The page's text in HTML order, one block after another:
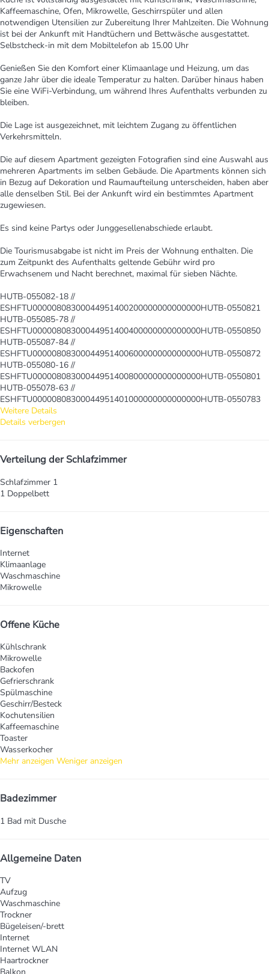
Kaffeemaschine, Ofen, Mikrowelle, Geschirrspüler und allen
notwendigen Utensilien zur Zubereitung Ihrer Mahlzeiten. Die Wohnung
ist bei der Ankunft mit Handtüchern und Bettwäsche ausgestattet.
Selbstcheck-in mit dem Mobiltelefon ab 15.00 Uhr
Genießen Sie den Komfort einer Klimaanlage und Heizung, um das
ganze Jahr über die ideale Temperatur zu halten. Darüber hinaus haben
Sie eine WiFi-Verbindung, um während Ihres Aufenthalts verbunden zu
bleiben.
Die Lage ist ausgezeichnet, mit leichtem Zugang zu öffentlichen
Verkehrsmitteln.
Die auf diesem Apartment gezeigten Fotografien sind eine Auswahl aus
mehreren Apartments im selben Gebäude. Die Apartments können sich
in Bezug auf Dekoration und Raumaufteilung unterscheiden, haben aber
alle denselben Stil. Bei der Ankunft wird ein bestimmtes Apartment
zugewiesen.
Es sind keine Partys oder Junggesellenabschiede erlaubt.
Die Tourismusabgabe ist nicht im Preis der Wohnung enthalten. Die
zum Zeitpunkt des Aufenthalts geltende Gebühr wird pro
Erwachsenem und Nacht berechnet, maximal für sieben Nächte.
HUTB-055082-18 //
ESHFTU00000808300044951400200000000000000HUTB-0550821
HUTB-055085-78 //
ESHFTU00000808300044951400400000000000000HUTB-0550850
HUTB-055087-84 //
ESHFTU00000808300044951400600000000000000HUTB-0550872
HUTB-055080-16 //
ESHFTU00000808300044951400800000000000000HUTB-0550801
HUTB-055078-63 //
ESHFTU00000808300044951401000000000000000HUTB-0550783
Weitere Details
Details verbergen
Verteilung der Schlafzimmer
Schlafzimmer 1
1 Doppelbett
Eigenschaften
Internet
Klimaanlage
Waschmaschine
Mikrowelle
Offene Küche
Kühlschrank
Mikrowelle
Backofen
Gefrierschrank
Spülmaschine
Geschirr/Besteck
Kochutensilien
Kaffeemaschine
Toaster
Wasserkocher
Mehr anzeigen Weniger anzeigen
Badezimmer
1 Bad mit Dusche
Allgemeine Daten
TV
Aufzug
Waschmaschine
Trockner
Bügeleisen/-brett
Internet
Internet WLAN
Haartrockner